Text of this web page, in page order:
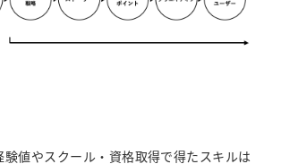
値やスクール・資格取得で得たスキルは